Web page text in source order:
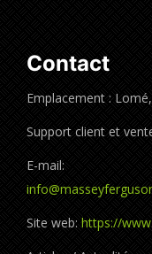
Contact
Emplacement :
Support client et
E-mail:
Site web: https://